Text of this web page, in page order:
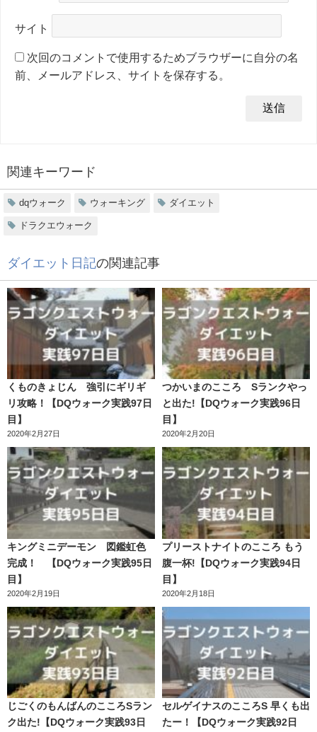
サイト
次回のコメントで使用するためブラウザーに自分の名
前、メールアドレス、サイトを保存する。
関連キーワード
dqウォーク ウォーキング ダイエット
ドラクエウォーク
ダイエット日記の関連記事
くものきょじん 強引にギリギ
リ攻略！【DQウォーク実践97日
目】
2020年2月27日
つかいまのこころ Sランクやっ
と出た!【DQウォーク実践96日
目】
2020年2月20日
キングミニデーモン 図鑑虹色
完成！ 【DQウォーク実践95日
目】
2020年2月19日
プリーストナイトのこころ もう
腹一杯!【DQウォーク実践94日
目】
2020年2月18日
じごくのもんばんのこころSラン
ク出た!【DQウォーク実践93日
セルゲイナスのこころS 早くも出
たー！【DQウォーク実践92日